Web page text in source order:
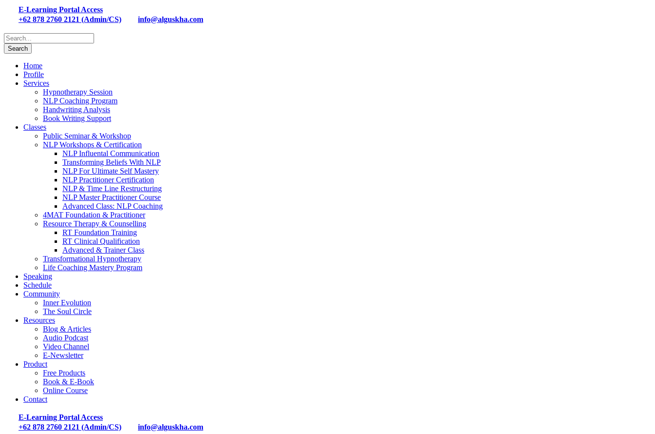
E-Learning Portal Access
+62 878 2760 2121 (Admin/CS)
info@alguskha.com
Home
Profile
Services
Hypnotherapy Session
NLP Coaching Program
Handwriting Analysis
Book Writing Support
Classes
Public Seminar & Workshop
NLP Workshops & Certification
NLP Influental Communication
Transforming Beliefs With NLP
NLP For Ultimate Self Mastery
NLP Practitioner Certification
NLP & Time Line Restructuring
NLP Master Practitioner Course
Advanced Class: NLP Coaching
4MAT Foundation & Practitioner
Resource Therapy & Counselling
RT Foundation Training
RT Clinical Qualification
Advanced & Trainer Class
Transformational Hypnotherapy
Life Coaching Mastery Program
Speaking
Schedule
Community
Inner Evolution
The Soul Circle
Resources
Blog & Articles
Audio Podcast
Video Channel
E-Newsletter
Product
Free Products
Book & E-Book
Online Course
Contact
E-Learning Portal Access
+62 878 2760 2121 (Admin/CS)
info@alguskha.com